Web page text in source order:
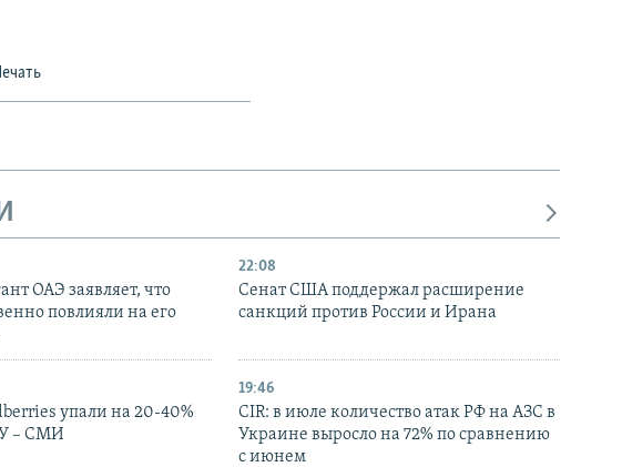
ОАЭ заявляет, что
повлияли на его
22:08
Сенат США поддержал расширение
санкций против России и Ирана
упали на 20-40%
– СМИ
19:46
CIR: в июле количество атак РФ на АЗС в
Украине выросло на 72% по сравнению
с июнем